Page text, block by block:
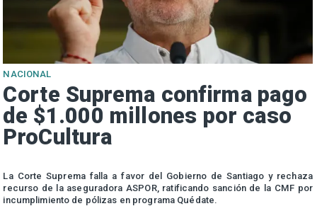
NACIONAL
Corte Suprema confirma pago
de $1.000 millones por caso
ProCultura
La Corte Suprema falla a favor del Gobierno de Santiago y rechaza
recurso de la aseguradora ASPOR, ratificando sanción de la CMF por
incumplimiento de pólizas en programa Quédate.